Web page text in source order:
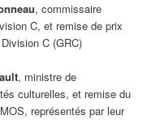
, commissaire
C, et remise de prix
C (GRC)
, ministre de
culturelles, et remise du
représentés par leur